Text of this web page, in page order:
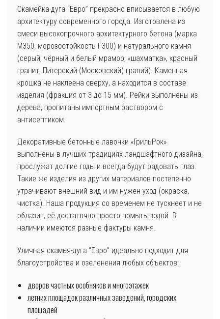
Скамейка-дуга “Евро” прекрасно вписывается в любую
архитектуру современного города. Изготовлена из
смеси высокопрочного архитектурного бетона (марка
М350, морозостойкость F300) и натурального камня
(серый, чёрный и белый мрамор, «шахматка», красный
гранит, Питерский (Московский) гравий). Каменная
крошка не наклеена сверху, а находится в составе
изделия (фракция от 3 до 15 мм). Рейки выполнены из
дерева, пропитаны импортным раствором с
антисептиком.
Декоративные бетонные лавочки «ГрильРок»
выполнены в лучших традициях ландшафтного дизайна,
прослужат долгие годы и всегда будут радовать глаз.
Такие же изделия из других материалов постепенно
утрачивают внешний вид и им нужен уход (окраска,
чистка). Наша продукция со временем не тускнеет и не
облазит, её достаточно просто помыть водой. В
наличии имеются разные фактуры камня.
Уличная скамья-дуга “Евро” идеально подходит для
благоустройства и озеленения любых объектов:
дворов частных особняков и многоэтажек
летних площадок различных заведений, городских
площадей